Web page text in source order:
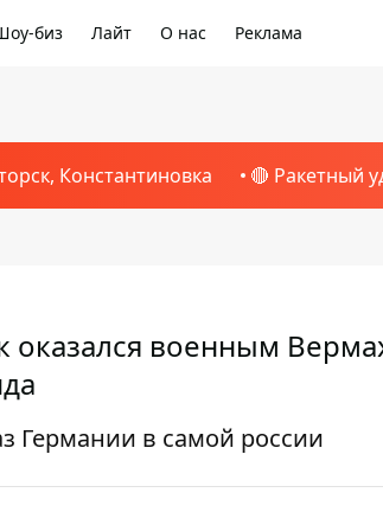
биз Лайт О нас Реклама
Константиновка 🔴 Ракетный
военным
Германии в самой россии